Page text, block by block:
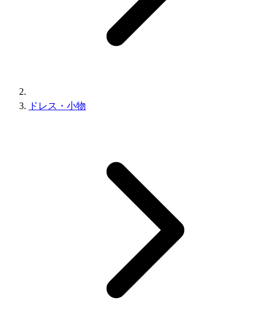
ドレス・小物